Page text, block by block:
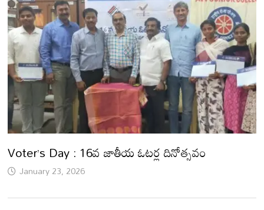
Voter’s Day : 16వ జాతీయ ఓటర్ల దినోత్సవం
January 23, 2026